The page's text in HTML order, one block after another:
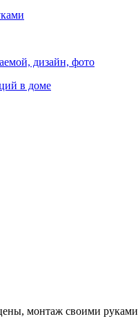
дизайн, фото
в доме
монтаж своими руками